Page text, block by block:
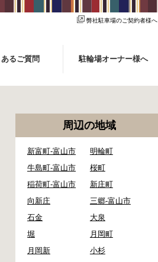
弊社駐車場のご契約者様へ
るご質問 駐輪場オーナー様へ
周辺の地域
新富町-富山市
明輪町
牛島町-富山市
桜町
稲荷町-富山市
新庄町
向新庄
三郷-富山市
石金
大泉
堀
月岡町
月岡新
小杉